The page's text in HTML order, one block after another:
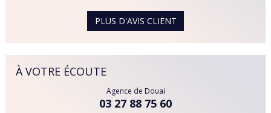
PLUS D'AVIS CLIENT
À VOTRE ÉCOUTE
Agence de Douai
03 27 88 75 60